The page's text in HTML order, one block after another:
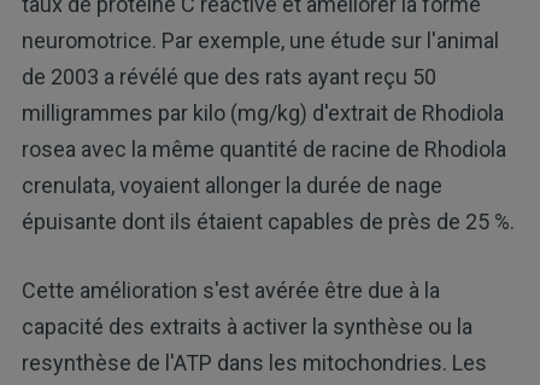
neuromotrice. Par exemple, une étude sur l'animal
de 2003 a révélé que des rats ayant reçu 50
milligrammes par kilo (mg/kg) d'extrait de Rhodiola
rosea avec la même quantité de racine de Rhodiola
crenulata, voyaient allonger la durée de nage
épuisante dont ils étaient capables de près de 25 %.
Cette amélioration s'est avérée être due à la
capacité des extraits à activer la synthèse ou la
resynthèse de l'ATP dans les mitochondries. Les